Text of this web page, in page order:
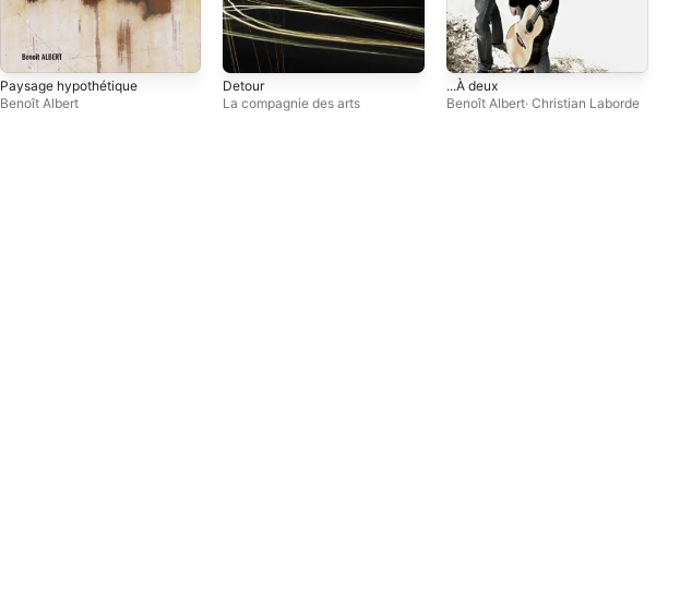
Paysage hypothétique
Benoît Albert
Detour
La compagnie des arts
...À deux
Benoît Albert·Christian Laborde